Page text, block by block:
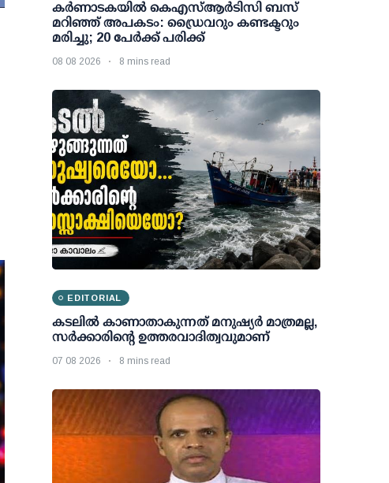
കര്‍ണാടകയില്‍ കെഎസ്ആര്‍ടിസി ബസ്
മറിഞ്ഞ് അപകടം: ഡ്രൈവറും കണ്ടക്ടറും
മരിച്ചു; 20 പേര്‍ക്ക് പരിക്ക്
08 08 2026 8 mins read
EDITORIAL
കടലിൽ കാണാതാകുന്നത് മനുഷ്യർ മാത്രമല്ല,
സർക്കാരിന്റെ ഉത്തരവാദിത്വവുമാണ്
07 08 2026 8 mins read